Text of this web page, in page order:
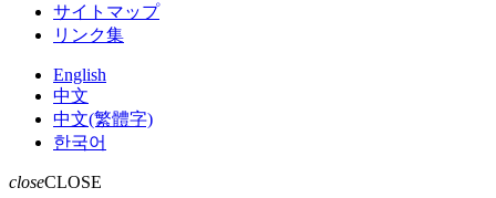
サイトマップ
リンク集
English
中文
中文(繁體字)
한국어
closeCLOSE